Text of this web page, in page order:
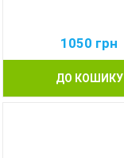
1050 грн
ДО КОШИКУ